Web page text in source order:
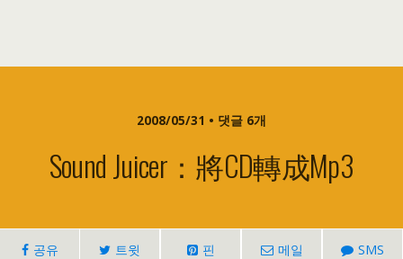
2008/05/31 • 댓글 6개
Sound Juicer ： 將CD轉成mp3
공유 트윗 핀 메일 SMS